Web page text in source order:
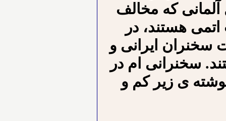
که مخالف
هستند، در
سخنران ایرانی و
سخنرانی ام در
ی زیر کم و